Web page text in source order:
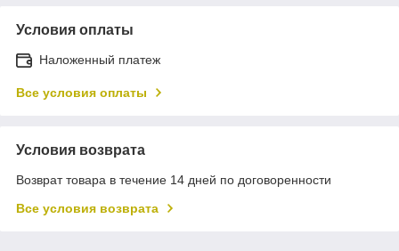
Условия оплаты
Наложенный платеж
Все условия оплаты
Условия возврата
Возврат товара в течение 14 дней по договоренности
Все условия возврата